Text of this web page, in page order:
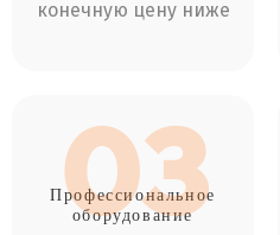
конечную цену ниже
03
Профессиональное
оборудование